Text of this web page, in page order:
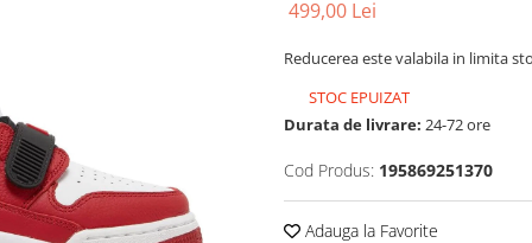
499,00 Lei
Reducerea este valabila in limita
STOC EPUIZAT
Durata de livrare: 24-72 ore
Cod Produs: 195869251370
Adauga la Favorite